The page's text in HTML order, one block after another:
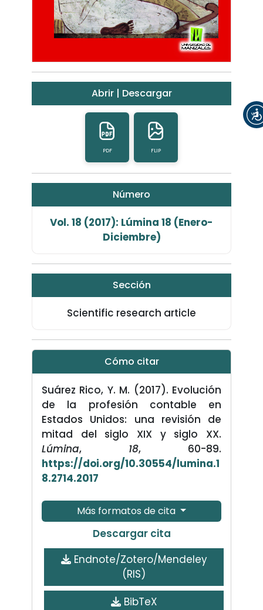
Abrir | Descargar
PDF FLIP
Número
Vol. 18 (2017): Lúmina 18 (Enero-
Diciembre)
Sección
Scientific research article
Cómo citar
Suárez Rico, Y. M. (2017). Evolución
de la profesión contable en
Estados Unidos: una revisión de
mitad del siglo XIX y siglo XX.
Lúmina, 18, 60-89.
https://doi.org/10.30554/lumina.1
8.2714.2017
Más formatos de cita
Descargar cita
Endnote/Zotero/Mendeley
(RIS)
BibTeX